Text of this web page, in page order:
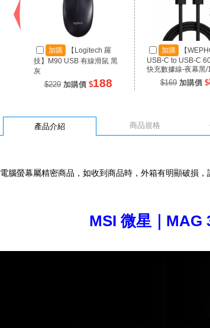
加購
【Logitech 羅
技】M90 USB 有線滑鼠 黑
灰
$229加購價 $188
加購
【
USB-C to USB-C
快充數據線-夜幕黑/
$169 加購價 $
產品介紹 商品規格
電腦螢幕屬精密商品，如收到商品時，外箱有明顯破損
MSI 微星｜MAG